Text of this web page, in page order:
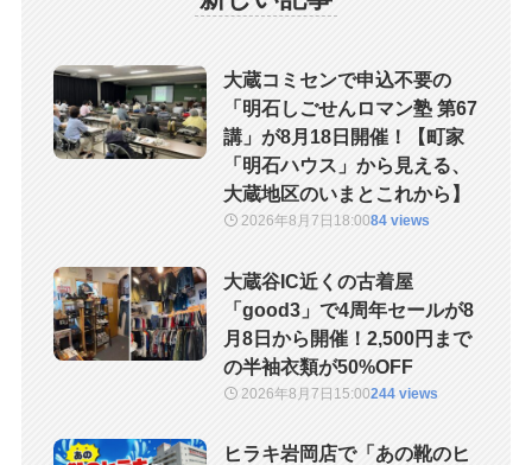
大蔵コミセンで申込不要の
「明石しごせんロマン塾 第67
講」が8月18日開催！【町家
「明石ハウス」から見える、
大蔵地区のいまとこれから】
2026年8月7日 18:0084 views
大蔵谷IC近くの古着屋
「good3」で4周年セールが8
月8日から開催！2,500円まで
の半袖衣類が50%OFF
2026年8月7日 15:00244 views
ヒラキ岩岡店で「あの靴のヒ